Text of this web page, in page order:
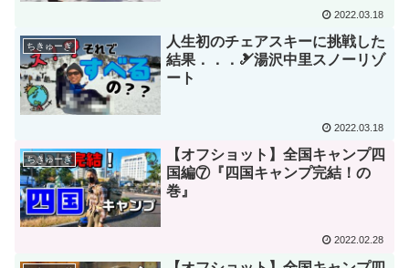
2022.03.18
ちきゅーぎ
人生初のチェアスキーに挑戦した
結果．．．🎿湯沢中里スノーリゾ
ート
2022.03.18
ちきゅーぎ
【オフショット】全国キャンプ四
国編⑦『四国キャンプ完結！の
巻』
2022.02.28